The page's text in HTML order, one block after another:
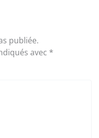
publiée.
avec *